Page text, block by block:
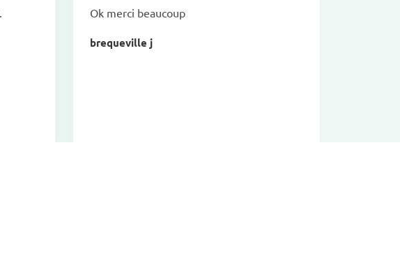
Ok merci beaucoup
brequeville j